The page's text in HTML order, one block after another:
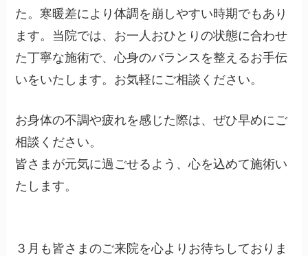
た。寒暖差により体調を崩しやすい時期でもあり
ます。当院では、お一人おひとりの状態に合わせ
た丁寧な施術で、心身のバランスを整えるお手伝
いをいたします。お気軽にご相談ください。
お身体の不調や疲れを感じた際は、ぜひ早めにご
相談ください。
皆さまが元気に過ごせるよう、心を込めて施術い
たします。
３月も皆さまのご来院を心よりお待ちしておりま